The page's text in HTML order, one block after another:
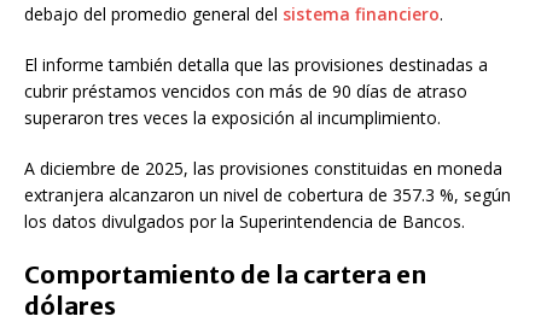
debajo del promedio general del sistema financiero.
El informe también detalla que las provisiones destinadas a
cubrir préstamos vencidos con más de 90 días de atraso
superaron tres veces la exposición al incumplimiento.
A diciembre de 2025, las provisiones constituidas en moneda
extranjera alcanzaron un nivel de cobertura de 357.3 %, según
los datos divulgados por la Superintendencia de Bancos.
Comportamiento de la cartera en
dólares